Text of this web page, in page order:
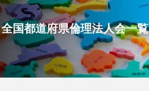
全国都道府県倫理法人会一覧